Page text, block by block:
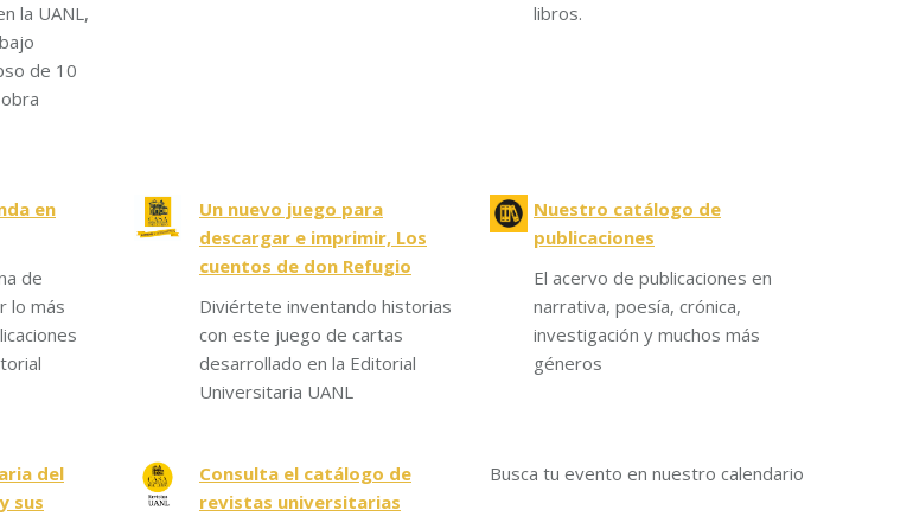
la UANL,
de 10
libros.
en
de
lo más
Un nuevo juego para
descargar e imprimir, Los
cuentos de don Refugio
Diviértete inventando historias
con este juego de cartas
desarrollado en la Editorial
Universitaria UANL
Nuestro catálogo de
publicaciones
El acervo de publicaciones en
narrativa, poesía, crónica,
investigación y muchos más
géneros
del
sus
Consulta el catálogo de
revistas universitarias
Busca tu evento en nuestro calendario